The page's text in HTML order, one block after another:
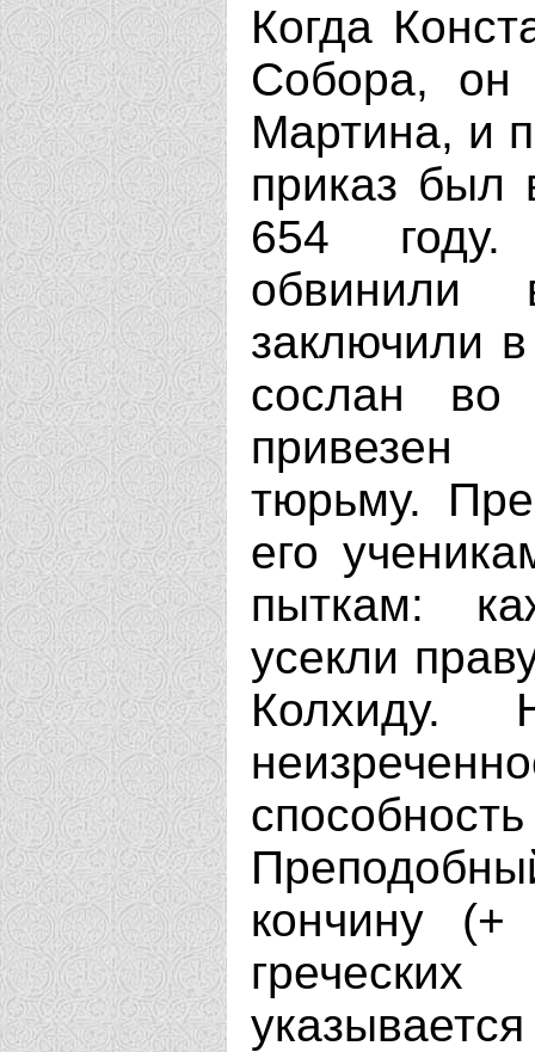
Когда
Собора, он
Мартина, и
приказ был
654 году.
обвинили
заключили
сослан
привезен
тюрьму.
его
пыткам:
усекли
Колхиду.
кончину